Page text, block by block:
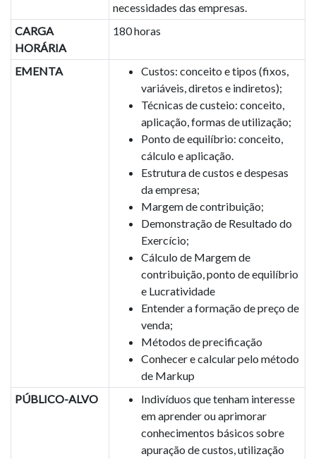
necessidades das empresas.
CARGA
HORÁRIA
180 horas
EMENTA
Custos: conceito e tipos (fixos,
variáveis, diretos e indiretos);
Técnicas de custeio: conceito,
aplicação, formas de utilização;
Ponto de equilíbrio: conceito,
cálculo e aplicação.
Estrutura de custos e despesas
da empresa;
Margem de contribuição;
Demonstração de Resultado do
Exercício;
Cálculo de Margem de
contribuição, ponto de equilíbrio
e Lucratividade
Entender a formação de preço de
venda;
Métodos de precificação
Conhecer e calcular pelo método
de Markup
PÚBLICO-ALVO
Indivíduos que tenham interesse
em aprender ou aprimorar
conhecimentos básicos sobre
apuração de custos, utilização